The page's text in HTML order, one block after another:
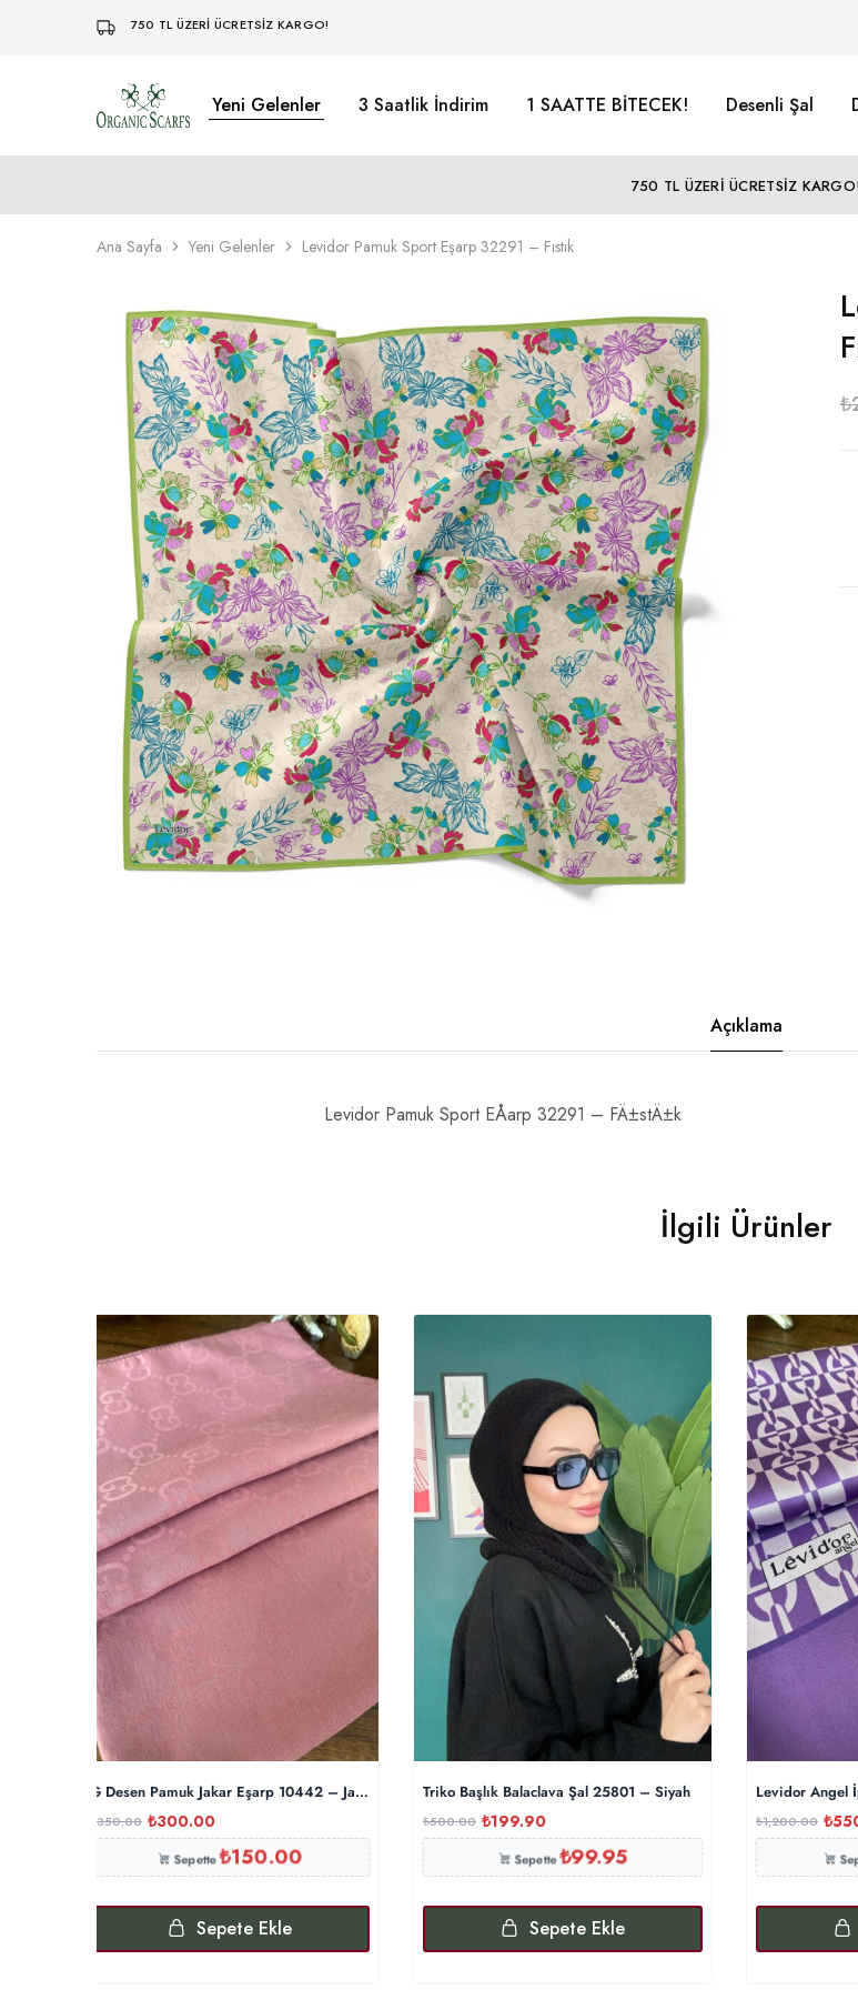
750 TL ÜZERİ ÜCRETSİZ KARGO!
Organikscarf Yeni Gelenler 3 Saatlik İndirim 1 SAATTE BİTECEK! Desenli Şal
750 TL ÜZERİ ÜCRETSİZ
Ana Sayfa Yeni Gelenler Levidor Pamuk Sport Eşarp 32291 – Fıstık
₺
Açıklama
Levidor Pamuk Sport EÅarp 32291 – FÄ±stÄ±k
İlgili Ürünler
G Desen Pamuk Jakar Eşarp 10442 – Japon Kirazı
350.00 ₺300.00
Sepette₺150.00
Sepete Ekle
Triko Başlık Balaclava Şal 25801 – Siyah
₺500.00 ₺199.90
Sepette₺99.95
Sepete Ekle
Levidor Angel
₺1,200.00 ₺